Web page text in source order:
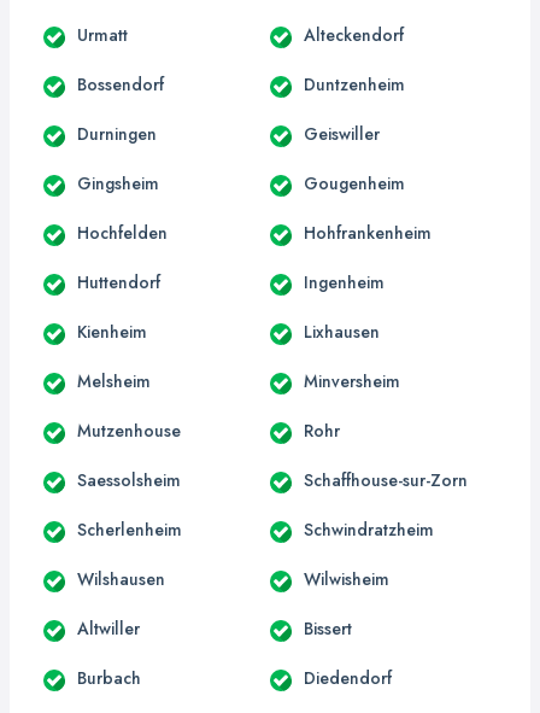
Urmatt Alteckendorf
Bossendorf Duntzenheim
Durningen Geiswiller
Gingsheim Gougenheim
Hochfelden Hohfrankenheim
Huttendorf Ingenheim
Kienheim Lixhausen
Melsheim Minversheim
Mutzenhouse Rohr
Saessolsheim Schaffhouse-sur-Zorn
Scherlenheim Schwindratzheim
Wilshausen Wilwisheim
Altwiller Bissert
Burbach Diedendorf